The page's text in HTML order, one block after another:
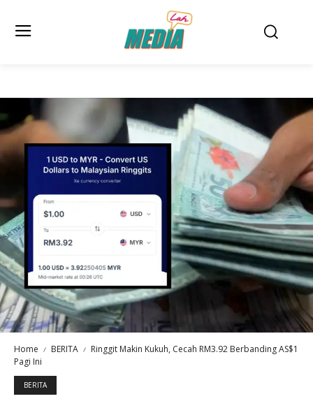
Home BERITA
Ringgit Makin Kukuh, Cecah RM3.92 Berbanding AS$1
Pagi Ini
BERITA